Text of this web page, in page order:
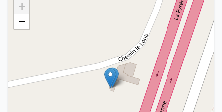
+
−